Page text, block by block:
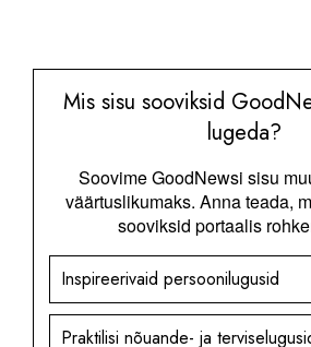
Mis sisu sooviksid
lugeda?
Soovime GoodNewsi sisu
väärtuslikumaks. Anna teada,
sooviksid portaalis
Inspireerivaid persoonilugusid
Praktilisi nõuande- ja